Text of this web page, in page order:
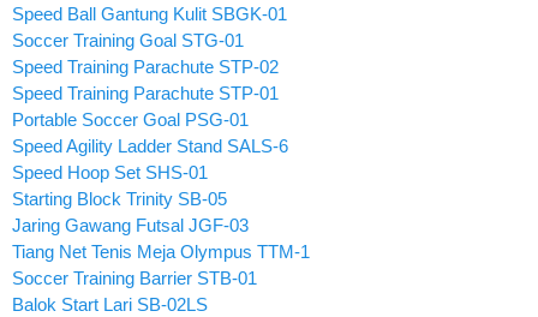
Speed Ball Gantung Kulit SBGK-01
Soccer Training Goal STG-01
Speed Training Parachute STP-02
Speed Training Parachute STP-01
Portable Soccer Goal PSG-01
Speed Agility Ladder Stand SALS-6
Speed Hoop Set SHS-01
Starting Block Trinity SB-05
Jaring Gawang Futsal JGF-03
Tiang Net Tenis Meja Olympus TTM-1
Soccer Training Barrier STB-01
Balok Start Lari SB-02LS